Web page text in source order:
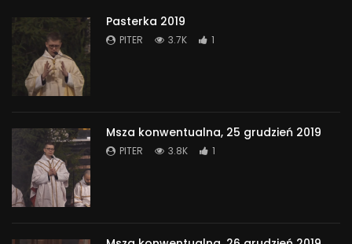
Pasterka 2019
PITER 3.7K 1
Msza konwentualna, 25 grudzień 2019
PITER 3.8K 1